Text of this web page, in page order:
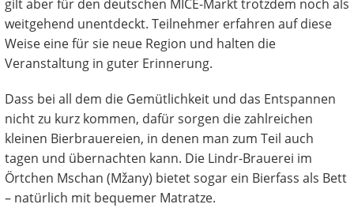
gilt aber für den deutschen MICE-Markt trotzdem noch als
weitgehend unentdeckt. Teilnehmer erfahren auf diese
Weise eine für sie neue Region und halten die
Veranstaltung in guter Erinnerung.
Dass bei all dem die Gemütlichkeit und das Entspannen
nicht zu kurz kommen, dafür sorgen die zahlreichen
kleinen Bierbrauereien, in denen man zum Teil auch
tagen und übernachten kann. Die Lindr-Brauerei im
Örtchen Mschan (Mžany) bietet sogar ein Bierfass als Bett
– natürlich mit bequemer Matratze.